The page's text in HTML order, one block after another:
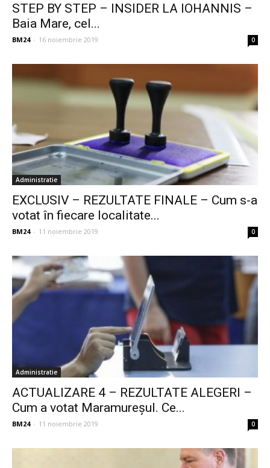
STEP BY STEP – INSIDER LA IOHANNIS –
Baia Mare, cel...
BM24 - 16 noiembrie 2019 0
Administratie
EXCLUSIV – REZULTATE FINALE – Cum s-a
votat în fiecare localitate...
BM24 - 11 noiembrie 2019 0
Administratie
ACTUALIZARE 4 – REZULTATE ALEGERI –
Cum a votat Maramureșul. Ce...
BM24 - 11 noiembrie 2019 0